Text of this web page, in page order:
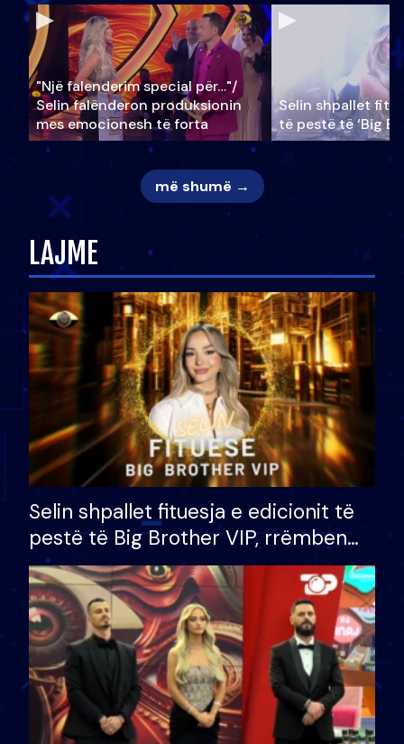
"Një falenderim special për…"/
Selin falënderon produksionin
mes emocionesh të forta
Selin shpallet
të pestë të ‘Big
më shumë →
LAJME
Selin shpallet fituesja e edicionit të
pestë të Big Brother VIP, rrëmben
çmimin e madh prej 100 mijë eurosh